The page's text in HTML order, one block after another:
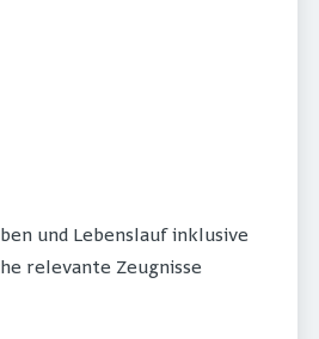
und Lebenslauf inklusive
relevante Zeugnisse